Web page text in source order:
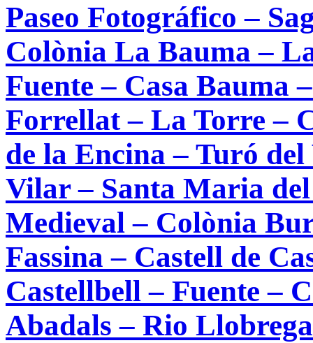
Paseo Fotográfico –
Colònia La Bauma –
Fuente – Casa Bauma
Forrellat – La Torre –
de la Encina – Turó
Vilar – Santa Maria
Medieval – Colònia
Fassina – Castell de
Castellbell – Fuente –
Abadals – Rio